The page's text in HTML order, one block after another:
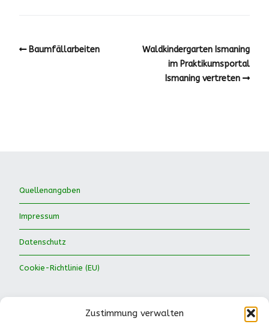
Zustimmung verwalten
Baumfällarbeiten
Waldkindergarten Ismaning
im Praktikumsportal
Ismaning vertreten
Quellenangaben
Impressum
Datenschutz
Cookie-Richtlinie (EU)